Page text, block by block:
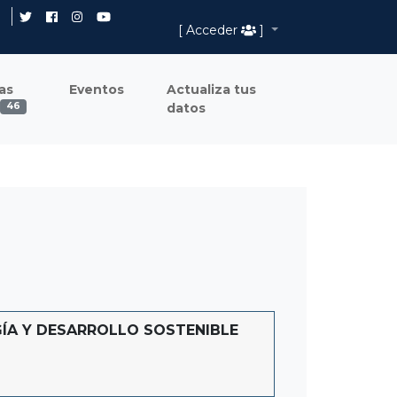
[ Acceder
]
46
Eventos
Actualiza tus
datos
Y DESARROLLO SOSTENIBLE